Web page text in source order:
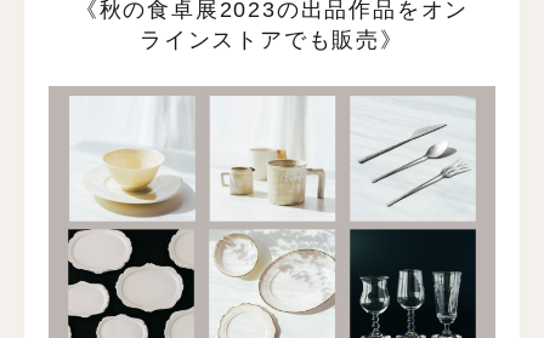
《秋の食卓展2023の出品作品をオン
ラインストアでも販売》